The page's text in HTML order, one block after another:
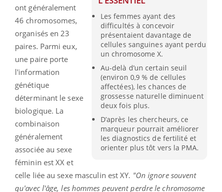
Les femmes ayant des
difficultés à concevoir
présentaient davantage de
cellules sanguines ayant perdu
un chromosome X.
Au-delà d’un certain seuil
(environ 0,9 % de cellules
affectées), les chances de
grossesse naturelle diminuent
deux fois plus.
D’après les chercheurs, ce
marqueur pourrait améliorer
les diagnostics de fertilité et
orienter plus tôt vers la PMA.
ont généralement
46 chromosomes,
organisés en 23
paires. Parmi eux,
une paire porte
l'information
génétique
déterminant le sexe
biologique. La
combinaison
généralement
associée au sexe
féminin est XX et
celle liée au sexe masculin est XY. "On ignore souvent
qu'avec l'âge, les hommes peuvent perdre le chromosome